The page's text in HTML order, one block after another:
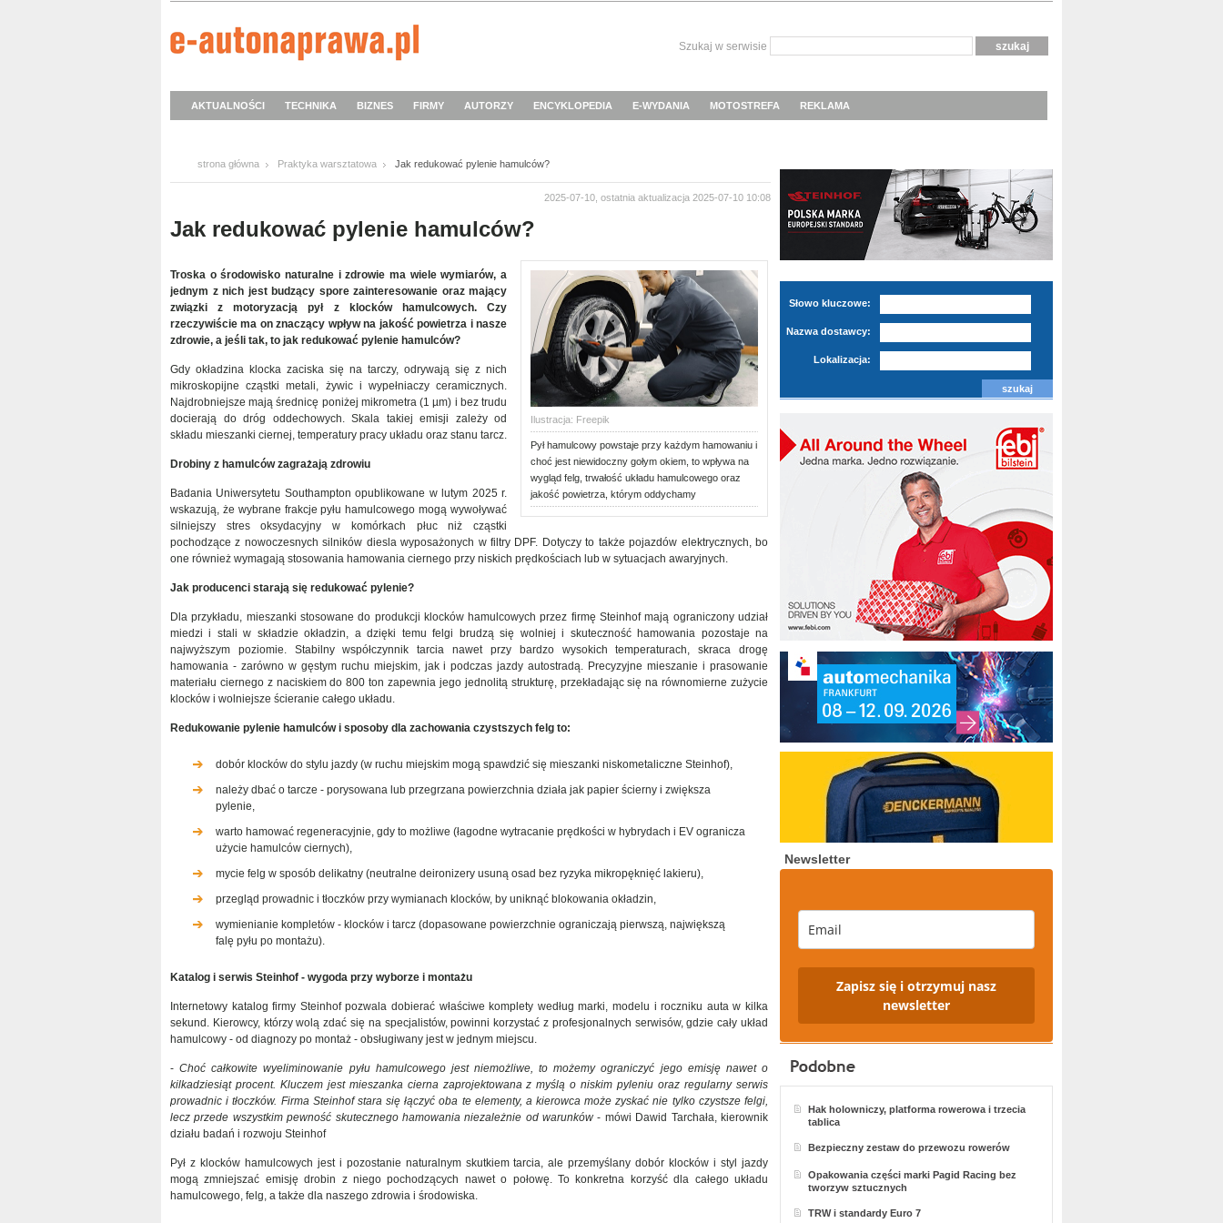
Szukaj w serwisie
AKTUALNOŚCI TECHNIKA BIZNES FIRMY AUTORZY ENCYKLOPEDIA E-WYDANIA MOTOSTREFA REKLAMA
strona główna Praktyka warsztatowa Jak redukować pylenie hamulców?
2025-07-10, ostatnia aktualizacja 2025-07-10 10:08
Jak redukować pylenie hamulców?
Ilustracja: Freepik
Pył hamulcowy powstaje przy każdym hamowaniu i
choć jest niewidoczny gołym okiem, to wpływa na
wygląd felg, trwałość układu hamulcowego oraz
jakość powietrza, którym oddychamy
Troska o środowisko naturalne i zdrowie ma wiele wymiarów, a
jednym z nich jest budzący spore zainteresowanie oraz mający
związki z motoryzacjąpył z klocków hamulcowych. Czy
rzeczywiście ma on znaczący wpływ na jakość powietrza i nasze
zdrowie, a jeśli tak, to jak redukować pylenie hamulców?
Gdy okładzina klocka zaciska się na tarczy, odrywają się z nich
mikroskopijne cząstki metali, żywic i wypełniaczy ceramicznych.
Najdrobniejsze mają średnicę poniżej mikrometra (1 µm) i bez trudu
docierają do dróg oddechowych. Skala takiej emisji zależy od
składu mieszanki ciernej, temperatury pracy układu oraz stanu tarcz.
Drobiny z hamulców zagrażają zdrowiu
Badania Uniwersytetu Southampton opublikowane w lutym 2025 r.
wskazują, że wybrane frakcje pyłu hamulcowego mogą wywoływać
silniejszy stres oksydacyjny w komórkach płuc niż cząstki
pochodzące z nowoczesnych silników diesla wyposażonych w filtry DPF. Dotyczy to także pojazdów elektrycznych, bo
one również wymagają stosowania hamowania ciernego przy niskich prędkościach lub w sytuacjach awaryjnych.
Jak producenci starają się redukować pylenie?
Dla przykładu, mieszanki stosowane do produkcji klocków hamulcowych przez firmę Steinhof mają ograniczony udział
miedzi i stali w składzie okładzin, a dzięki temu felgi brudzą się wolniej i skuteczność hamowania pozostaje na
najwyższym poziomie. Stabilny współczynnik tarcia nawet przy bardzo wysokich temperaturach, skraca drogę
hamowania - zarówno w gęstym ruchu miejskim, jak i podczas jazdy autostradą. Precyzyjne mieszanie i prasowanie
materiału ciernego z naciskiem do 800 ton zapewnia jego jednolitą strukturę, przekładając się na równomierne zużycie
klocków i wolniejsze ścieranie całego układu.
Redukowanie pylenie hamulców i sposoby dla zachowania czystszych felg to:
dobór klocków do stylu jazdy (w ruchu miejskim mogą spawdzić się mieszanki niskometaliczne Steinhof),
należy dbać o tarcze - porysowana lub przegrzana powierzchnia działa jak papier ścierny i zwiększa
pylenie,
warto hamować regeneracyjnie, gdy to możliwe (łagodne wytracanie prędkości w hybrydach i EV ogranicza
użycie hamulców ciernych),
mycie felg w sposób delikatny (neutralne deironizery usuną osad bez ryzyka mikropęknięć lakieru),
przegląd prowadnic i tłoczków przy wymianach klocków, by uniknąć blokowania okładzin,
wymienianie kompletów - klocków i tarcz (dopasowane powierzchnie ograniczają pierwszą, największą
falę pyłu po montażu).
Katalog i serwis Steinhof - wygoda przy wyborze i montażu
Internetowy katalog firmy Steinhof pozwala dobierać właściwe komplety według marki, modelu i roczniku auta w kilka
sekund. Kierowcy, którzy wolą zdać się na specjalistów, powinni korzystać z profesjonalnych serwisów, gdzie cały układ
hamulcowy - od diagnozy po montaż - obsługiwany jest w jednym miejscu.
-Choć całkowite wyeliminowanie pyłu hamulcowego jest niemożliwe, to możemy ograniczyć jego emisję nawet o
kilkadziesiąt procent. Kluczem jest mieszanka cierna zaprojektowana z myślą o niskim pyleniu oraz regularny serwis
prowadnic i tłoczków. Firma Steinhof stara się łączyć oba te elementy, a kierowca może zyskać nie tylko czystsze felgi,
lecz przede wszystkim pewność skutecznego hamowania niezależnie od warunków- mówi Dawid Tarchała, kierownik
działu badań i rozwoju Steinhof
Pył z klocków hamulcowych jest i pozostanie naturalnym skutkiem tarcia, ale przemyślany dobór klocków i styl jazdy
mogą zmniejszać emisję drobin z niego pochodzących nawet o połowę. To konkretna korzyść dla całego układu
hamulcowego, felg, a także dla naszego zdrowia i środowiska.
Słowo kluczowe:
Nazwa dostawcy:
Lokalizacja:
Newsletter
Zapisz się i otrzymuj nasz
newsletter
Hak holowniczy, platforma rowerowa i trzecia
tablica
Bezpieczny zestaw do przewozu rowerów
Opakowania części marki Pagid Racing bez
tworzyw sztucznych
TRW i standardy Euro 7